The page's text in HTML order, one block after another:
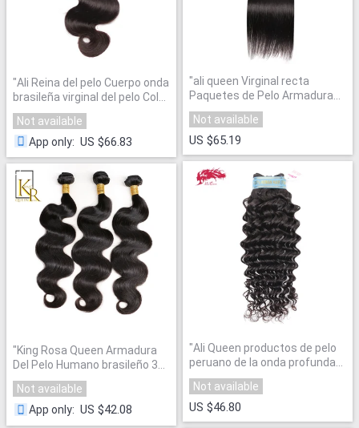
"Ali Reina del pelo Cuerpo onda
brasileña virginal del pelo Color
Natural 14 "a 22" 100% Cabello
humano paquetes
Not available
App only: US $66.83
"King Rosa Queen Armadura
Del Pelo Humano brasileño 3
UNIDS Bundle"
Not available
App only: US $42.08
"ali queen Virginal recta
Paquetes de Pelo Armadura
Brasileña"
Not available
US $65.19
"Ali Queen productos de pelo
peruano de la onda profunda
virginal del pelo Lía color
natural 12 "a 26" 100% del pelo
humano armadura con El
envío libre"
Not available
US $46.80